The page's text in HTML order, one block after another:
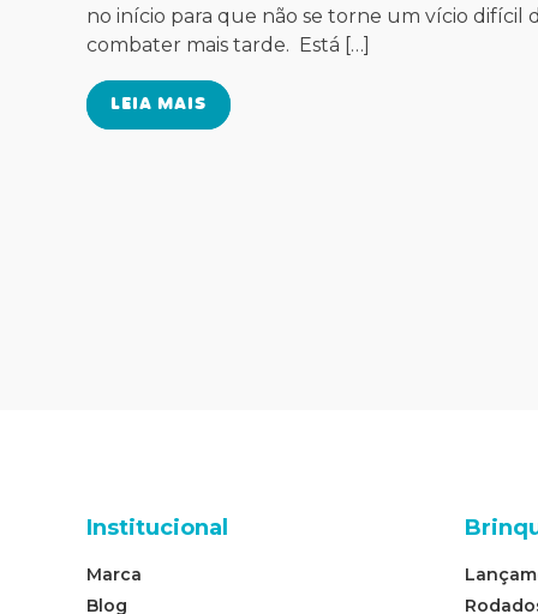
no início para que não se torne um vício difícil
combater mais tarde. Está […]
LEIA MAIS
Institucional
Marca
Blog